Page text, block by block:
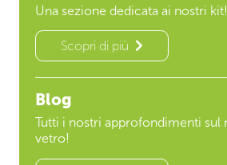
Una sezione dedicata ai nostri kit!
Scopri di più
Blog
Tutti i nostri approfondimenti sul
vetro!